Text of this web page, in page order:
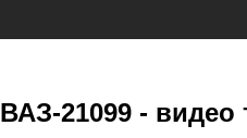
ВАЗ-21099 - видео